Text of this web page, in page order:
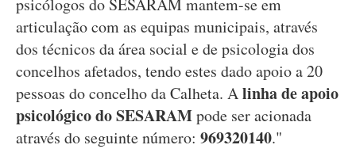
psicólogos do SESARAM mantem-se em
articulação com as equipas municipais, através
dos técnicos da área social e de psicologia dos
concelhos afetados, tendo estes dado apoio a 20
pessoas do concelho da Calheta. Alinha de apoio
psicológico do SESARAMpode ser acionada
através do seguinte número: 969320140."